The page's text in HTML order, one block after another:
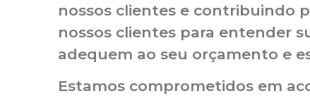
nossos clientes e contribuindo
nossos clientes para entender
adequem ao seu orçamento e
Estamos comprometidos em